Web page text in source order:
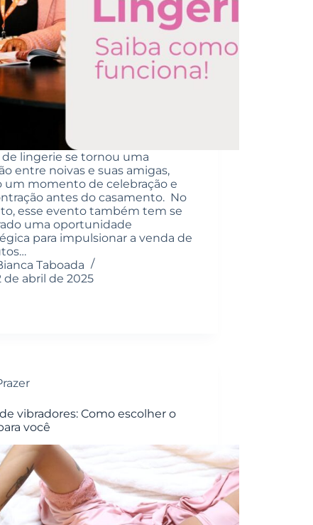
de lingerie se tornou uma
entre noivas e suas amigas,
um momento de celebração e
antes do casamento. No
esse evento também tem se
uma oportunidade
para impulsionar a venda de
Taboada
de abril de 2025
vibradores: Como escolher o
você